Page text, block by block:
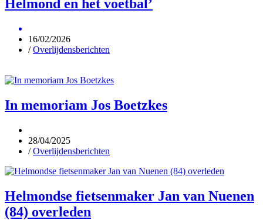
Helmond en het voetbal’
16/02/2026
/ Overlijdensberichten
In memoriam Jos Boetzkes
28/04/2025
/ Overlijdensberichten
Helmondse fietsenmaker Jan van Nuenen
(84) overleden